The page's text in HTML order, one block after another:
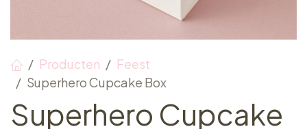
Producten
Feest
Superhero Cupcake Box
Superhero Cupcake